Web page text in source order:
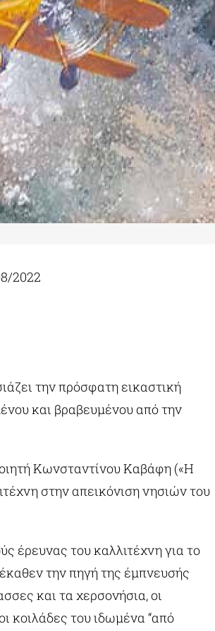
2022
την πρόσφατη εικαστική
και βραβευμένου από την
Κωνσταντίνου Καβάφη («Η
στην απεικόνιση νησιών του
έρευνας του καλλιτέχνη για το
την πηγή της έμπνευσής
και τα χερσονήσια, οι
κοιλάδες του ιδωμένα “από